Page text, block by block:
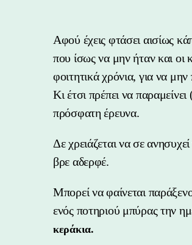
Αφού έχεις φτάσει αισίως
που ίσως να μην ήταν και οι
φοιτητικά χρόνια, για να
Κι έτσι πρέπει να
πρόσφατη έρευνα.
Δε χρειάζεται να σε
βρε αδερφέ.
Μπορεί να φαίνεται
ενός ποτηριού μπύρας την
κεράκια.